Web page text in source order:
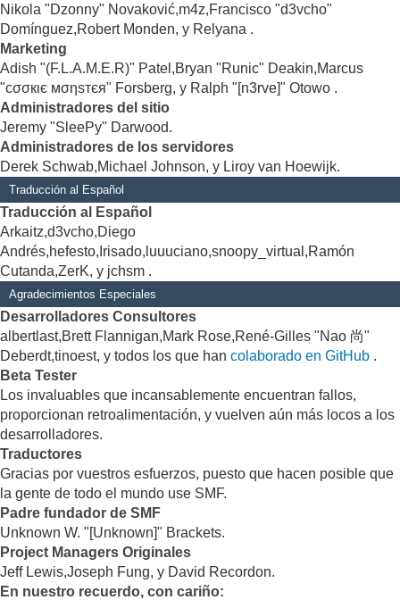
Nikola "Dzonny" Novaković,m4z,Francisco "d3vcho"
Domínguez,Robert Monden, y Relyana .
Marketing
Adish "(F.L.A.M.E.R)" Patel,Bryan "Runic" Deakin,Marcus
"cσσкιє мσηѕтєя" Forsberg, y Ralph "[n3rve]" Otowo .
Administradores del sitio
Jeremy "SleePy" Darwood.
Administradores de los servidores
Derek Schwab,Michael Johnson, y Liroy van Hoewijk.
Traducción al Español
Traducción al Español
Arkaitz,d3vcho,Diego
Andrés,hefesto,Irisado,luuuciano,snoopy_virtual,Ramón
Cutanda,ZerK, y jchsm .
Agradecimientos Especiales
Desarrolladores Consultores
albertlast,Brett Flannigan,Mark Rose,René-Gilles "Nao 尚"
Deberdt,tinoest, y todos los que han colaborado en GitHub .
Beta Tester
Los invaluables que incansablemente encuentran fallos,
proporcionan retroalimentación, y vuelven aún más locos a los
desarrolladores.
Traductores
Gracias por vuestros esfuerzos, puesto que hacen posible que
la gente de todo el mundo use SMF.
Padre fundador de SMF
Unknown W. "[Unknown]" Brackets.
Project Managers Originales
Jeff Lewis,Joseph Fung, y David Recordon.
En nuestro recuerdo, con cariño: